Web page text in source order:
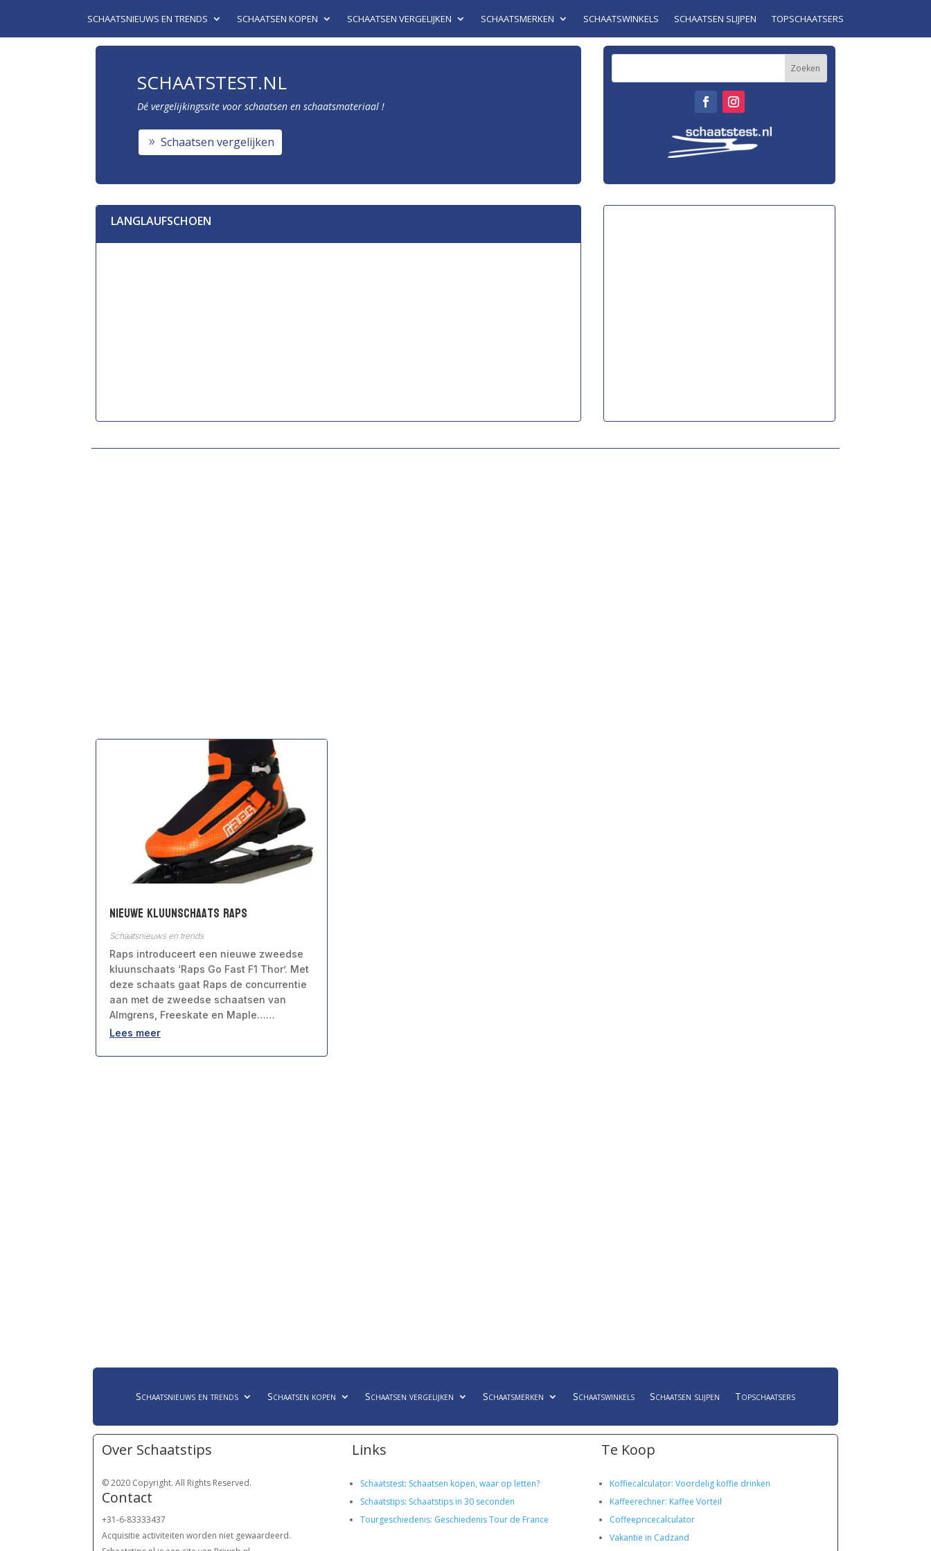
SCHAATSNIEUWS EN TRENDS SCHAATSEN KOPEN SCHAATSEN VERGELIJKEN SCHAATSMERKEN SCHAATSWINKELS SCHAATSEN SLIJPEN TOPSCHAATSERS
SCHAATSTEST.NL
Dé vergelijkingssite voor schaatsen en schaatsmateriaal !
Schaatsen vergelijken
LANGLAUFSCHOEN
Nieuwe kluunschaats Raps
Schaatsnieuws en trends
Raps introduceert een nieuwe zweedse
kluunschaats ‘Raps Go Fast F1 Thor’. Met
deze schaats gaat Raps de concurrentie
aan met de zweedse schaatsen van
Almgrens, Freeskate en Maple……
Lees meer
Schaatsnieuws en trends Schaatsen kopen Schaatsen vergelijken Schaatsmerken Schaatswinkels Schaatsen slijpen Topschaatsers
Over Schaatstips
© 2020 Copyright. All Rights Reserved.
Contact
+31-6-83333437
Acquisitie activiteiten worden niet gewaardeerd.
Links
Schaatstest: Schaatsen kopen, waar op letten?
Schaatstips: Schaatstips in 30 seconden
Tourgeschiedenis: Geschiedenis Tour de France
Te Koop
Koffiecalculator: Voordelig koffie drinken
Kaffeerechner: Kaffee Vorteil
Coffeepricecalculator
Vakantie in Cadzand